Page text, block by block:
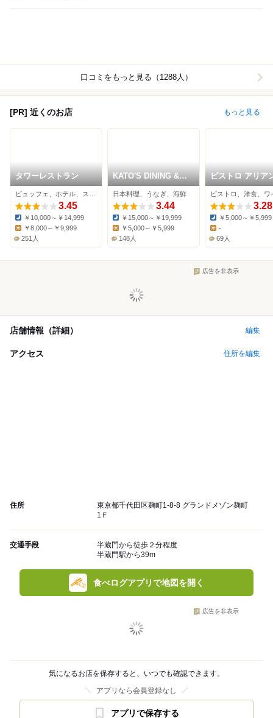
口コミをもっと見る（1288人）
[PR] 近くのお店 もっと見る
タワーレストラン
3.45
Dinner:
￥10,000～￥14,999
￥8,000～￥9,999
251人
KATO'S DINING &
BAR
日本料理、うなぎ、海鮮
3.44
Dinner:
￥15,000～￥19,999
￥5,000～￥5,999
148人
ビストロ アリア
3.28
Dinner:
￥5,000～￥5,999
Lunch:
-
69人
広告を非表示
店舗情報（詳細） 編集
アクセス 住所を編集
住所
東京都千代田区麹町1-8-8 グランドメゾン麹町
1Ｆ
交通手段
半蔵門から徒歩２分程度
半蔵門駅から39m
食べログアプリで地図を開く
広告を非表示
気になるお店を保存すると、いつでも確認できます。
アプリなら会員登録なし
アプリで保存する